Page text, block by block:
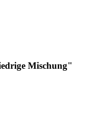
Mischung"